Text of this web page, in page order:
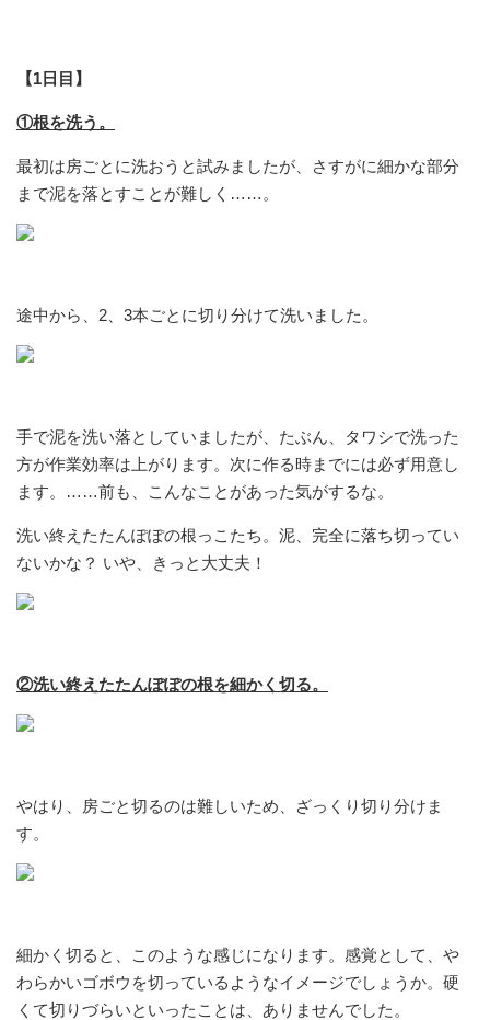
【1日目】
①根を洗う。
最初は房ごとに洗おうと試みましたが、さすがに細かな部分
まで泥を落とすことが難しく……。
途中から、2、3本ごとに切り分けて洗いました。
手で泥を洗い落としていましたが、たぶん、タワシで洗った
方が作業効率は上がります。次に作る時までには必ず用意し
ます。……前も、こんなことがあった気がするな。
洗い終えたたんぽぽの根っこたち。泥、完全に落ち切ってい
ないかな？ いや、きっと大丈夫！
②洗い終えたたんぽぽの根を細かく切る。
やはり、房ごと切るのは難しいため、ざっくり切り分けま
す。
細かく切ると、このような感じになります。感覚として、や
わらかいゴボウを切っているようなイメージでしょうか。硬
くて切りづらいといったことは、ありませんでした。